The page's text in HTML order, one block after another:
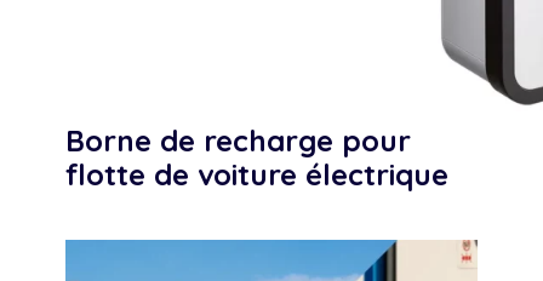
Borne de recharge pour
flotte de voiture électrique